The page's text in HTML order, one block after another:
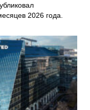
2026 года.